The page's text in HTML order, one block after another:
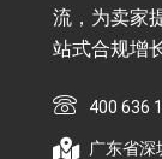
流，为卖家
站式合规增
400 636
广东省